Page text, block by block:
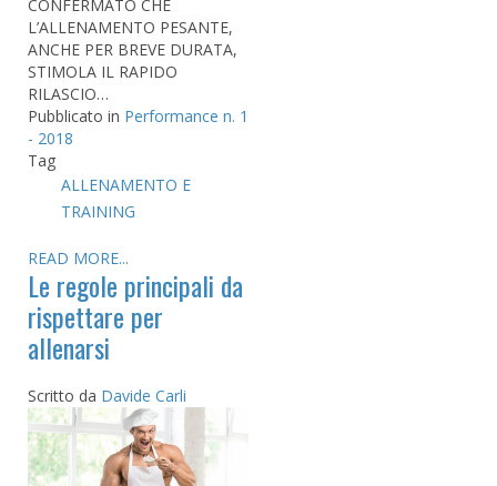
CONFERMATO CHE
L’ALLENAMENTO PESANTE,
ANCHE PER BREVE DURATA,
STIMOLA IL RAPIDO
RILASCIO…
Pubblicato in Performance n. 1
- 2018
Tag
ALLENAMENTO E
TRAINING
READ MORE...
Le regole principali da
rispettare per
allenarsi
Scritto da Davide Carli